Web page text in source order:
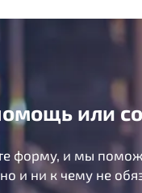
или
форму, и мы
и ни к чему не